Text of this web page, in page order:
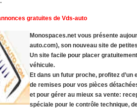
gratuites de Vds-auto
Monospaces.net vous présente
auto.com), son nouveau site de
Un site facile pour placer
véhicule.
Et dans un futur proche, profitez
de remises pour vos pièces
et pour gérer au mieux sa vente:
spéciale pour le contrôle technique,